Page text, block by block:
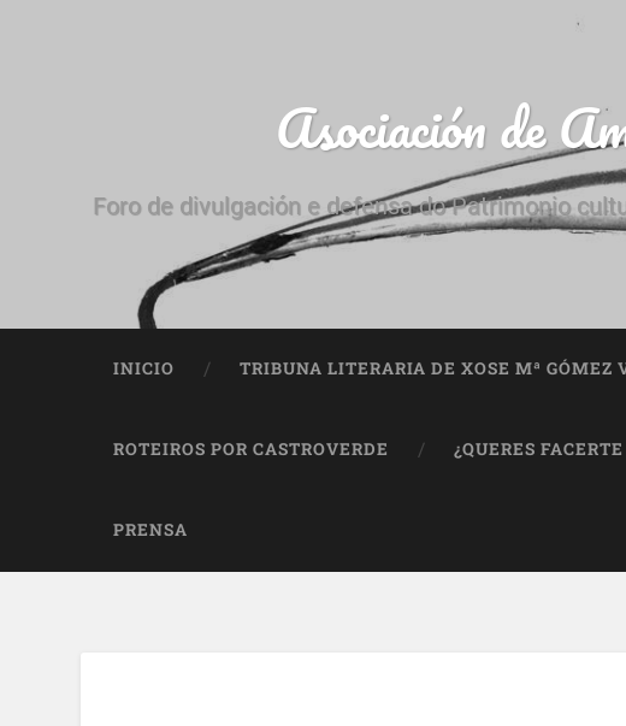
Asociación de
Foro de divulgación e defensa do Patrimonio
INICIO TRIBUNA LITERARIA DE XOSE Mª GÓMEZ
ROTEIROS POR CASTROVERDE ¿QUERES
PRENSA